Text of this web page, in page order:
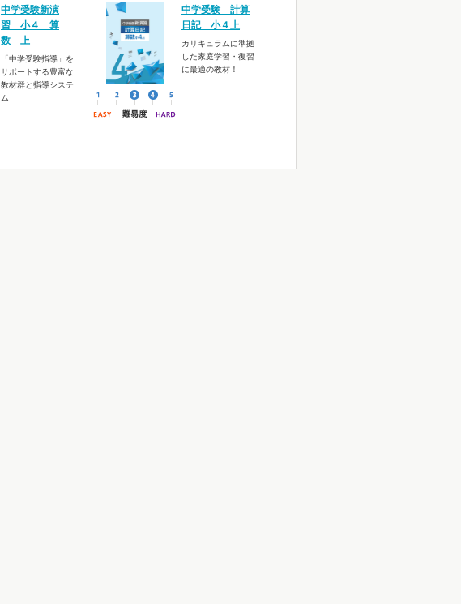
中学受験新演
習 小４ 算
数 上
「中学受験指導」を
サポートする豊富な
教材群と指導システ
ム
中学受験 計算
日記 小４上
カリキュラムに準拠
した家庭学習・復習
に最適の教材！